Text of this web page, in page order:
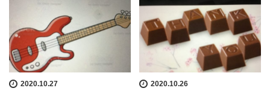
2020.10.27 2020.10.26